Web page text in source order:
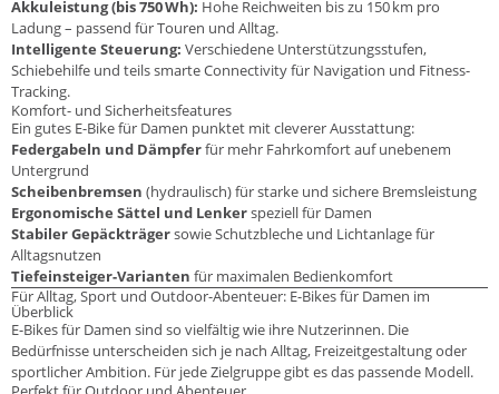
Akkuleistung (bis 750 Wh): Hohe Reichweiten bis zu 150 km pro
Ladung – passend für Touren und Alltag.
Intelligente Steuerung: Verschiedene Unterstützungsstufen,
Schiebehilfe und teils smarte Connectivity für Navigation und Fitness-
Tracking.
Komfort- und Sicherheitsfeatures
Ein gutes E-Bike für Damen punktet mit cleverer Ausstattung:
Federgabeln und Dämpferfür mehr Fahrkomfort auf unebenem
Untergrund
Scheibenbremsen (hydraulisch) für starke und sichere Bremsleistung
Ergonomische Sättel und Lenkerspeziell für Damen
Stabiler Gepäckträgersowie Schutzbleche und Lichtanlage für
Alltagsnutzen
Tiefeinsteiger-Varianten für maximalen Bedienkomfort
Für Alltag, Sport und Outdoor-Abenteuer: E-Bikes für Damen im
Überblick
E-Bikes für Damen sind so vielfältig wie ihre Nutzerinnen. Die
Bedürfnisse unterscheiden sich je nach Alltag, Freizeitgestaltung oder
sportlicher Ambition. Für jede Zielgruppe gibt es das passende Modell.